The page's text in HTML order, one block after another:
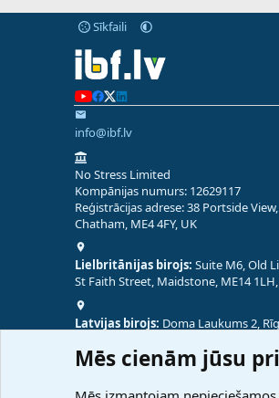
Sīkfaili
info@ibf.lv
No Stress Limited
Kompānijas numurs: 12629117
Reģistrācijas adrese: 38 Portside View,
Chatham, ME4 4FY, UK
Lielbritānijas birojs: Suite M6, Old
St Faith Street, Maidstone, ME14
Latvijas birojs: Doma Laukums 2,
Mēs cienām jūsu